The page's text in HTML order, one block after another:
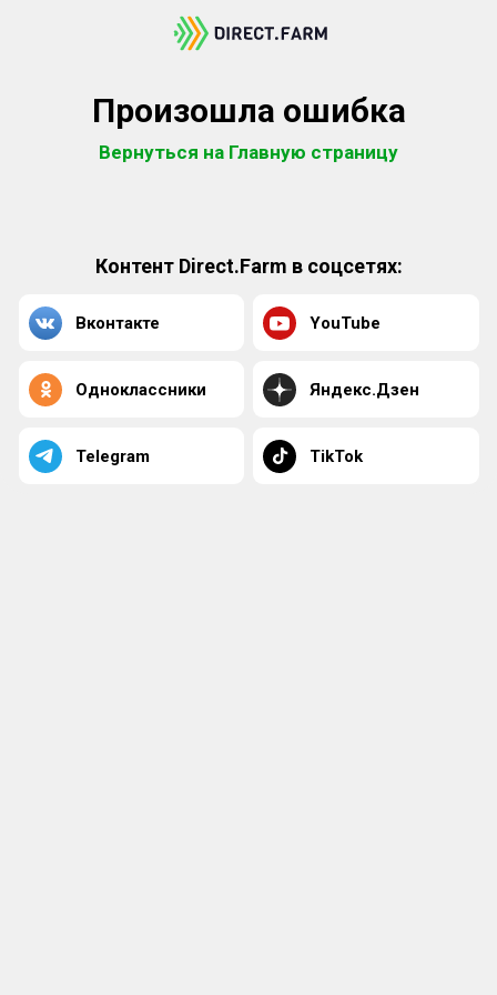
Произошла ошибка
Вернуться на Главную страницу
Контент Direct.Farm в соцсетях:
Вконтакте YouTube
Одноклассники Яндекс.Дзен
Telegram TikTok